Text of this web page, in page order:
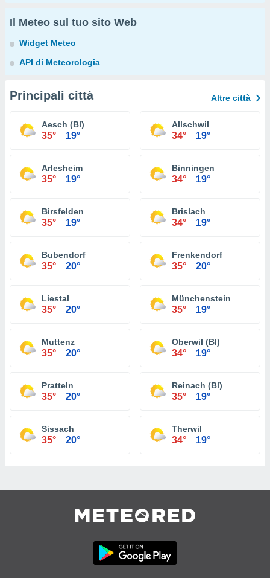
Il Meteo sul tuo sito Web
Widget Meteo
API di Meteorologia
Principali città Altre città
Aesch (Bl)
35° 19°
Allschwil
34° 19°
Arlesheim
35° 19°
Binningen
34° 19°
Birsfelden
35° 19°
Brislach
34° 19°
Bubendorf
35° 20°
Frenkendorf
35° 20°
Liestal
35° 20°
Münchenstein
35° 19°
Muttenz
35° 20°
Oberwil (Bl)
34° 19°
Pratteln
35° 20°
Reinach (Bl)
35° 19°
Sissach
35° 20°
Therwil
34° 19°